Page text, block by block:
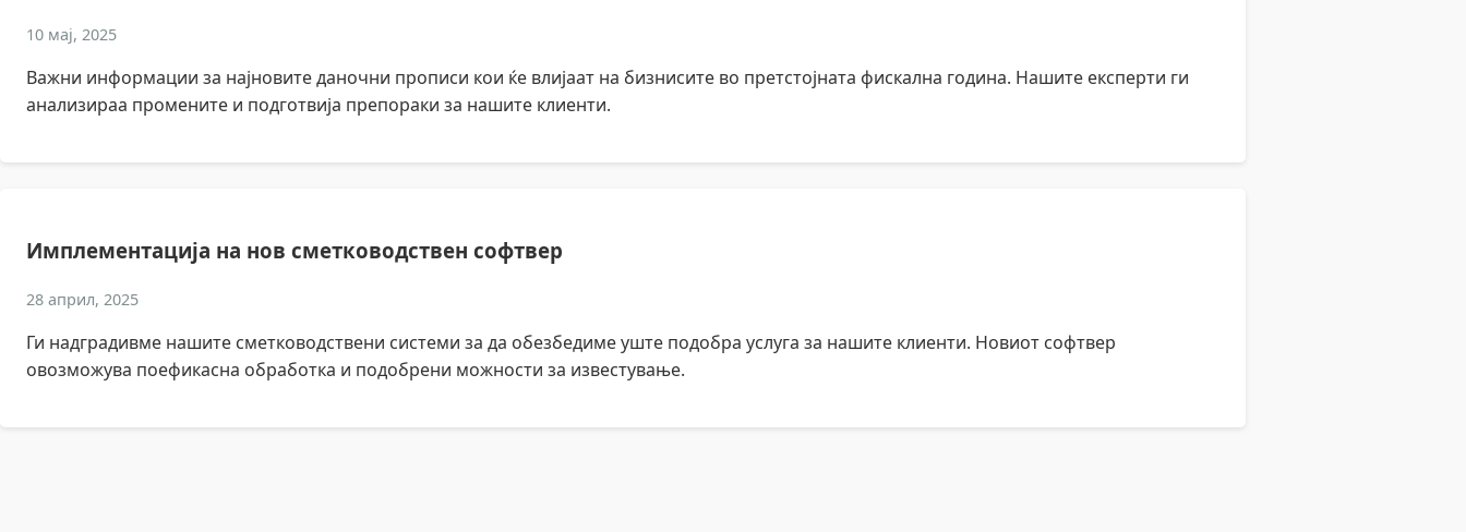
10 мај, 2025
Важни информации за најновите даночни прописи кои ќе влијаат на бизнисите во претстојната фискална година. Нашите експерти ги
анализираа промените и подготвија препораки за нашите клиенти.
Имплементација на нов сметководствен софтвер
28 април, 2025
Ги надградивме нашите сметководствени системи за да обезбедиме уште подобра услуга за нашите клиенти. Новиот софтвер
овозможува поефикасна обработка и подобрени можности за известување.